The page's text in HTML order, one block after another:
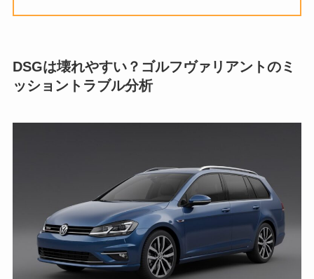
DSGは壊れやすい？ゴルフヴァリアントのミ
ッショントラブル分析